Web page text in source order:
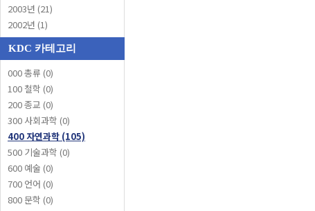
2003년 (21)
2002년 (1)
KDC 카테고리
000 총류 (0)
100 철학 (0)
200 종교 (0)
300 사회과학 (0)
400 자연과학 (105)
500 기술과학 (0)
600 예술 (0)
700 언어 (0)
800 문학 (0)